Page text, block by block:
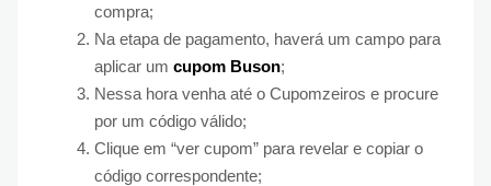
compra;
Na etapa de pagamento, haverá um campo para
aplicar um cupom Buson;
Nessa hora venha até o Cupomzeiros e procure
por um código válido;
Clique em “ver cupom” para revelar e copiar o
código correspondente;